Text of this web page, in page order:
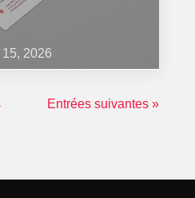
2026
Entrées suivantes »